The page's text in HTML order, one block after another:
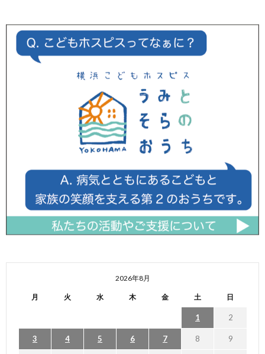
2026年8月
月 火 水 木 金 土 日
1 2
3 4 5 6 7 8 9